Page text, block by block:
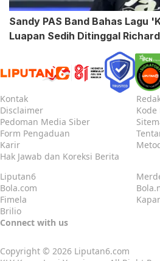
Sandy PAS Band Bahas Lagu
Luapan Sedih Ditinggal
Kontak
Disclaimer
Kode
Pedoman Media Siber
Form Pengaduan
Karir
Hak Jawab dan Koreksi Berita
Liputan6
Bola.com
Fimela
Brilio
Connect with us
Copyright © 2026 Liputan6.com